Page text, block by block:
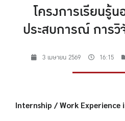
โครงการเรียนรู้
ประสบการณ์ การ
3 เมษายน 2569 16:15
Internship / Work Experience